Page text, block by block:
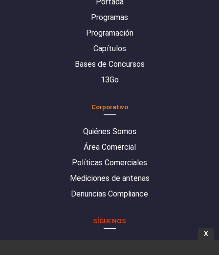
Programas
Programación
Capítulos
Bases de Concursos
13Go
Corporativo
Quiénes Somos
Área Comercial
Políticas Comerciales
Mediciones de antenas
Denuncias Compliance
SÍGUENOS
X